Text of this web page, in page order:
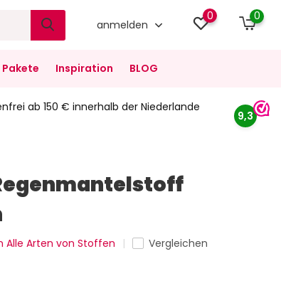
anmelden
0 0
Pakete Inspiration BLOG
ab 150 € innerhalb der Niederlande
9,3
Alle Arten von Stoffen Vergleichen